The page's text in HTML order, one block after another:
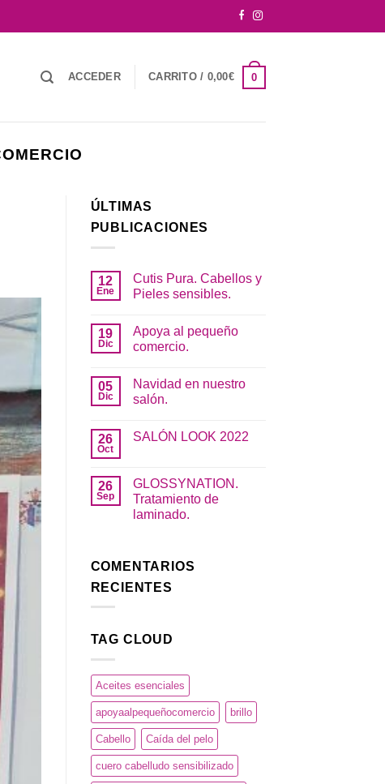
ACCEDER CARRITO / 0,00€ 0
ÚLTIMAS
PUBLICACIONES
12
Ene
Cutis Pura. Cabellos y
Pieles sensibles.
comentarios
Cutis
y
Pieles
sensibles.
19
Dic
Apoya al pequeño
comercio.
comentarios
Apoya
comercio.
05
Dic
Navidad en nuestro
salón.
comentarios
nuestro
salón.
26
Oct
SALÓN LOOK 2022
en
SALÓN
LOOK
2022
26
Sep
GLOSSYNATION.
Tratamiento de
laminado.
en
GLOSSYNATION.
Tratamiento
de
COMENTARIOS
RECIENTES
TAG CLOUD
Aceites esenciales
apoyaalpequeñocomercio brillo
Cabello Caída del pelo
cuero cabelludo sensibilizado